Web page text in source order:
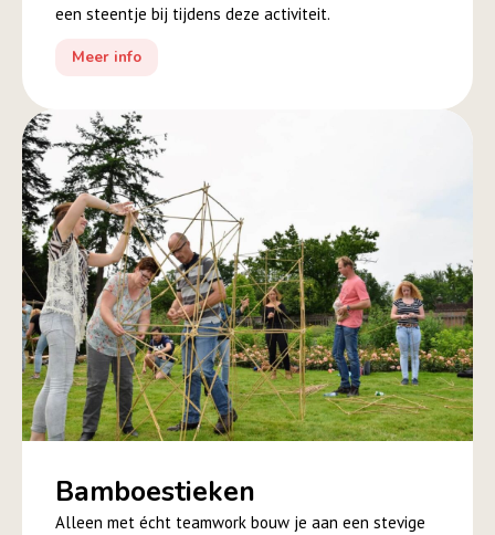
een steentje bij tijdens deze activiteit.
Meer info
Bamboestieken
Alleen met écht teamwork bouw je aan een stevige